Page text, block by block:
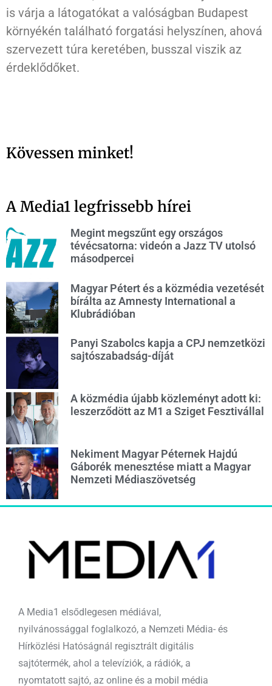
is várja a látogatókat a valóságban Budapest
környékén található forgatási helyszínen, ahová
szervezett túra keretében, busszal viszik az
érdeklődőket.
Kövessen minket!
A Media1 legfrissebb hírei
Megint megszűnt egy országos
tévécsatorna: videón a Jazz TV utolsó
másodpercei
Magyar Pétert és a közmédia vezetését
bírálta az Amnesty International a
Klubrádióban
Panyi Szabolcs kapja a CPJ nemzetközi
sajtószabadság-díját
A közmédia újabb közleményt adott ki:
leszerződött az M1 a Sziget Fesztivállal
Nekiment Magyar Péternek Hajdú
Gáborék menesztése miatt a Magyar
Nemzeti Médiaszövetség
A Media1 elsődlegesen médiával,
nyilvánossággal foglalkozó, a Nemzeti Média- és
Hírközlési Hatóságnál regisztrált digitális
sajtótermék, ahol a televíziók, a rádiók, a
nyomtatott sajtó, az online és a mobil média